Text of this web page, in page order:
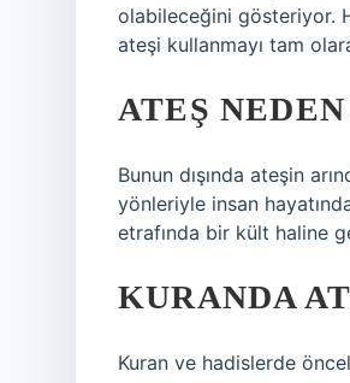
olabileceğini gösteriyor.
ateşi kullanmayı tam
ATEŞ
Bunun dışında ateşin
yönleriyle insan
etrafında bir kült haline
KURANDA
Kuran ve hadislerde